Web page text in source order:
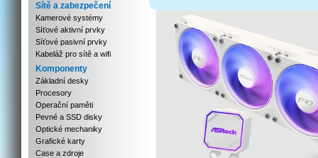
Sítě a zabezpečení
Kamerové systémy
Síťové aktivní prvky
Síťové pasivní prvky
Kabeláž pro sítě a wifi
Komponenty
Základní desky
Procesory
Operační paměti
Pevné a SSD disky
Optické mechaniky
Grafické karty
Case a zdroje